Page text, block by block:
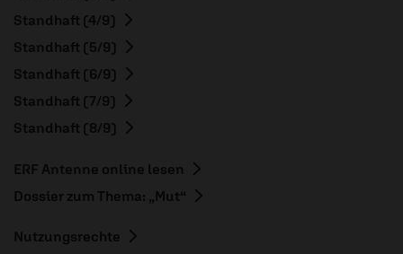
Standhaft (4/9)
Standhaft (5/9)
Standhaft (6/9)
Standhaft (7/9)
Standhaft (8/9)
ERF Antenne online lesen
Dossier zum Thema: „Mut“
Nutzungsrechte